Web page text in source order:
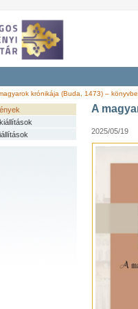
krónikája (Buda, 1473) –
A
2025/05/19